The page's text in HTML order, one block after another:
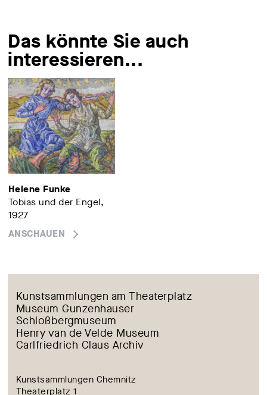
Das könnte Sie auch
interessieren...
Helene Funke
Tobias und der Engel,
1927
ANSCHAUEN
Kunstsammlungen am Theaterplatz
Museum Gunzenhauser
Schloßbergmuseum
Henry van de Velde Museum
Carlfriedrich Claus Archiv
Kunstsammlungen Chemnitz
Theaterplatz 1